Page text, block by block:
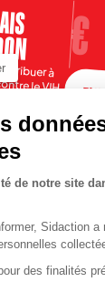
de notre site
Sidaction a
des finalités
à
le VIH